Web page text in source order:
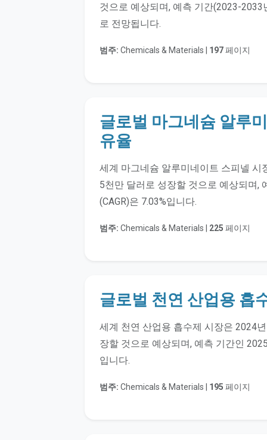
것으로 예상되며, 예측 기간(2023-2033
로 전망됩니다.
범주: Chemicals & Materials | 197페이지
글로벌 마그네슘 알루
유율
세계 마그네슘 알루미네이트 스피넬
5천만 달러로 성장할 것으로 예상되며,
(CAGR)은 7.03%입니다.
범주: Chemicals & Materials | 225 페이지
글로벌 천연 산업용 흡
세계 천연 산업용 흡수제 시장은 2024
장할 것으로 예상되며, 예측 기간인
입니다.
범주: Chemicals & Materials | 195 페이지